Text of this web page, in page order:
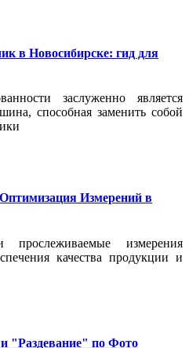
в Новосибирске: гид для
заслуженно является
способная заменить собой
Измерений в
измерения
качества продукции и
"Раздевание" по Фото